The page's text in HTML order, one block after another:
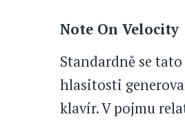
Note On Velocity
Standardně se
hlasitosti
klavír. V pojmu